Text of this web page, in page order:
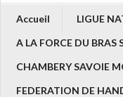
Accueil
LIGUE
A LA FORCE DU BRAS
CHAMBERY SAVOIE
FEDERATION DE